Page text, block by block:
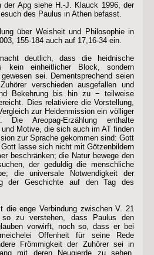
der Apg siehe H.-J. Klauck 1996, der
des Paulus in Athen befasst.
über Weisheit und Philosophie in
155-184 auch auf 17,16-34 ein.
deutlich, dass die heidnische
kein einheitlicher Block, sondern
sei. Dementsprechend seien
verschieden ausgefallen und
Bekehrung bis hin zu − teilweise
Dies relativiere die Vorstellung,
zur Heidenmission ein völliger
Die Areopag-Erzählung enthalte
Motive, die sich auch im AT finden
zur Sprache gekommen sind: Gott
lasse sich nicht mit Götzenbildern
beschränken; die Natur bewege den
der geduldig die menschliche
die universale Notwendigkeit der
der Geschichte auf den Tag des
die enge Verbindung zwischen V. 21
zu verstehen, dass Paulus den
vorwirft, noch so, dass er bei
Offenheit für seine Rede
Frömmigkeit der Zuhörer sei in
mit deren Neugierde zu sehen.